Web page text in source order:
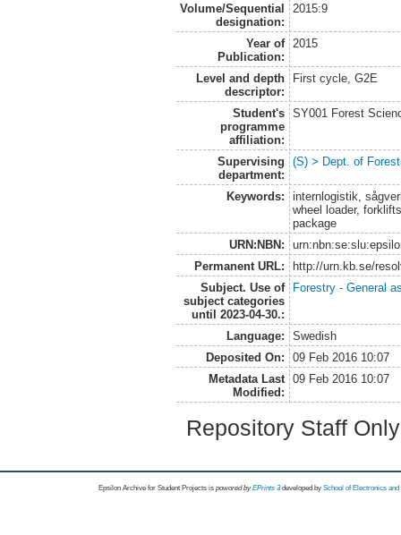
Volume/Sequential
designation:
2015:9
Year of
Publication:
2015
Level and depth
descriptor:
First cycle, G2E
Student's
programme
affiliation:
SY001 Forest
Supervising
department:
(S) > Dept. of
Keywords:
internlogistik,
wheel loader,
package
URN:NBN:
Permanent URL:
http://urn.kb.se/
Subject. Use of
subject categories
until 2023-04-30.:
Forestry - General
Language:
Swedish
Deposited On:
09 Feb 2016 10:07
Metadata Last
Modified:
09 Feb 2016 10:07
Repository Staff
Epsilon Archive for Student Projects is powored byEPrints 3 developed by School of Electronics